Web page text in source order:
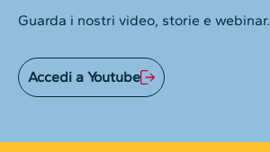
Guarda i nostri video, storie e webinar.
Accedi a Youtube